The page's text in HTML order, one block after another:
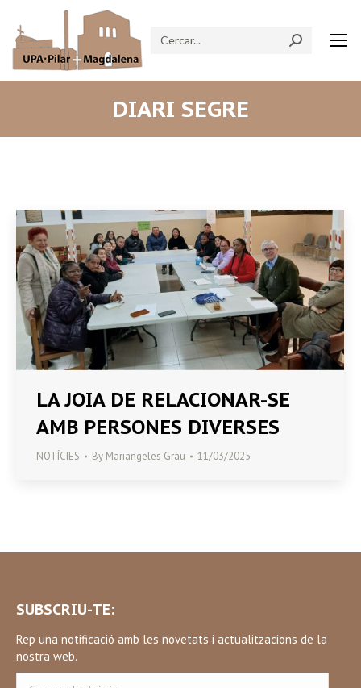
Search:
DIARI SEGRE
LA JOIA DE RELACIONAR-SE
AMB PERSONES DIVERSES
NOTÍCIES By Mariangeles Grau 11/03/2025
SUBSCRIU-TE:
Rep una notificació amb les novetats i actualitzacions de la
nostra web.